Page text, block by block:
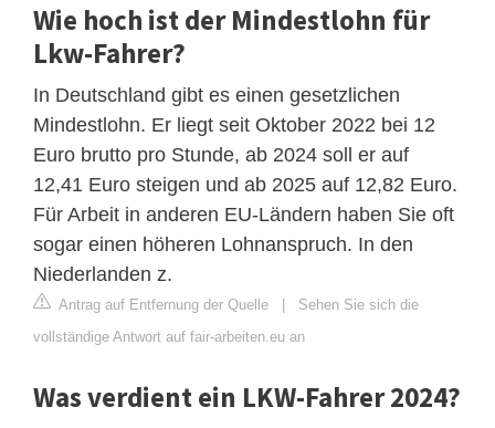
Wie hoch ist der Mindestlohn für
Lkw-Fahrer?
In Deutschland gibt es einen gesetzlichen
Mindestlohn. Er liegt seit Oktober 2022 bei 12
Euro brutto pro Stunde, ab 2024 soll er auf
12,41 Euro steigen und ab 2025 auf 12,82 Euro.
Für Arbeit in anderen EU-Ländern haben Sie oft
sogar einen höheren Lohnanspruch. In den
Niederlanden z.
Antrag auf Entfernung der Quelle | Sehen Sie sich die
vollständige Antwort auf fair-arbeiten.eu an
Was verdient ein LKW-Fahrer 2024?